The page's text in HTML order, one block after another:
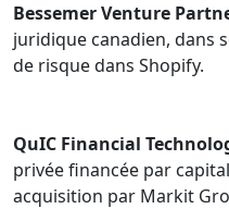
Bessemer Venture
juridique canadien, dans
de risque dans Shopify.
QuIC Financial
privée financée par
acquisition par Markit